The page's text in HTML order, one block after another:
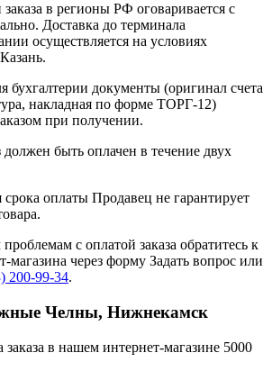
в регионы РФ оговаривается с
Доставка до терминала
осуществляется на условиях
бухгалтерии документы (оригинал счета
накладная по форме ТОРГ-12)
при получении.
быть оплачен в течение двух
оплаты Продавец не гарантирует
с оплатой заказа обратитесь к
магазина через форму Задать вопрос или
200-99-34.
Челны, Нижнекамск
в нашем интернет-магазине 5000